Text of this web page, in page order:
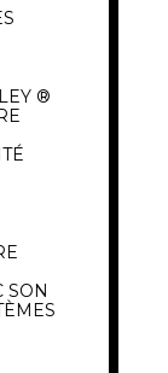
®
SON